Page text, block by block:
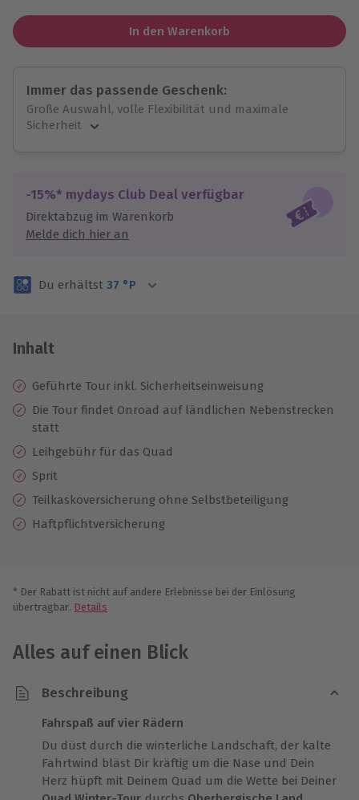
In den Warenkorb
Immer das passende Geschenk:
Große Auswahl, volle Flexibilität und maximale
Sicherheit
Jeder Gutschein für alle Erlebnisse einlösbar.
Maximale Sicherheit
3 Jahre gültig & verlängerbar.
-15%* mydays Club Deal verfügbar
Direktabzug im Warenkorb
Melde dich hier an
Du erhältst 37 °P
Inhalt
Geführte Tour inkl. Sicherheitseinweisung
Die Tour findet Onroad auf ländlichen Nebenstrecken
statt
Leihgebühr für das Quad
Sprit
Teilkaskoversicherung ohne Selbstbeteiligung
Haftpflichtversicherung
* Der Rabatt ist nicht auf andere Erlebnisse bei der Einlösung
übertragbar. Details
Alles auf einen Blick
Beschreibung
Fahrspaß auf vier Rädern
Du düst durch die winterliche Landschaft, der kalte
Fahrtwind bläst Dir kräftig um die Nase und Dein
Herz hüpft mit Deinem Quad um die Wette bei Deiner